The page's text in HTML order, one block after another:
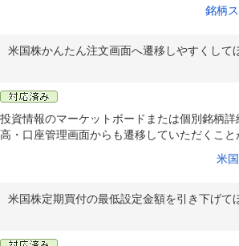
銘柄
米国株かんたん注文画面へ遷移しやすくして
投資情報のマーケットボードまたは個別銘柄
高・口座管理画面からも遷移していただくこと
米
米国株定期買付の最低設定金額を引き下げて